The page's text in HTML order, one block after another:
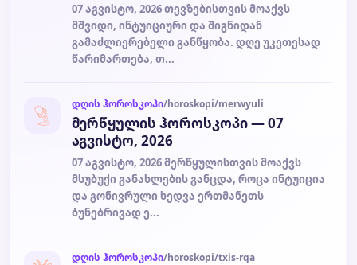
07 აგვისტო, 2026 თევზებისთვის მოაქვს
მშვიდი, ინტუიციური და შიგნიდან
გამაძლიერებელი განწყობა. დღე უკეთესად
წარიმართება, თ...
დღის ჰოროსკოპი/horoskopi/merwyuli
მერწყულის ჰოროსკოპი — 07
აგვისტო, 2026
07 აგვისტო, 2026 მერწყულისთვის მოაქვს
მსუბუქი განახლების განცდა, როცა ინტუიცია
და გონივრული ხედვა ერთმანეთს
ბუნებრივად ე...
დღის ჰოროსკოპი/horoskopi/txis-rqa